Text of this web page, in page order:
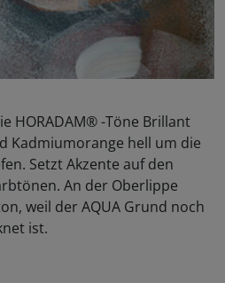
HORADAM® -Töne Brillant
Kadmiumorange hell um die
Setzt Akzente auf den
An der Oberlippe
weil der AQUA Grund noch
ist.